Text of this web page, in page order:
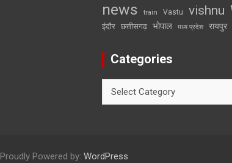
news
train Vastu vishnu
इंदौर छत्तीसगढ़ भोपाल मध्य प्रदेश रायपुर
Categories
Proudly Powered by: WordPress